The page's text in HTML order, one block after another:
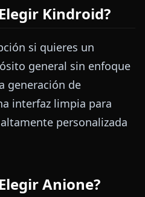
Kindroid?
si quieres un
general sin enfoque
generación de
interfaz limpia para
personalizada
Anione?